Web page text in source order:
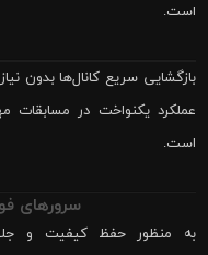
است.
عملکرد یکنواخت در
است.
سرورهای
به منظور حفظ کیفیت و